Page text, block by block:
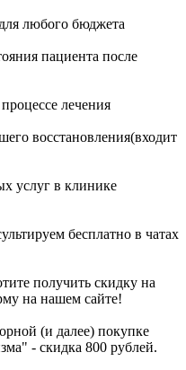
любого бюджета
пациента после
лечения
восстановления(входит
услуг в клинике
бесплатно в чатах
получить скидку на
на нашем сайте!
(и далее) покупке
- скидка 800 рублей.